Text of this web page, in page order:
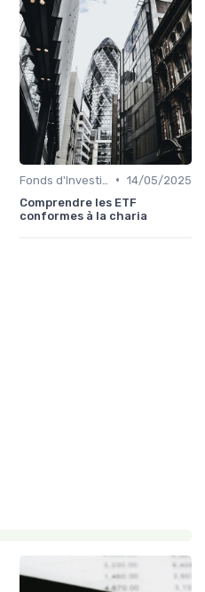
• 14/05/2025
Comprendre les ETF
conformes à la charia